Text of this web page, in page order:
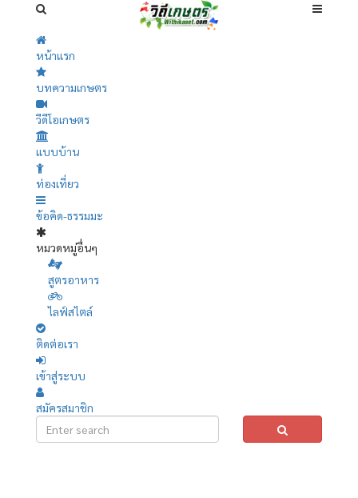
หน้าแรก
บทความเกษตร
วีดีโอเกษตร
แบบบ้าน
ท่องเที่ยว
ข้อคิด-ธรรมมะ
หมวดหมู่อื่นๆ
สูตรอาหาร
ไลฟ์สไตล์
ติดต่อเรา
เข้าสู่ระบบ
สมัครสมาชิก